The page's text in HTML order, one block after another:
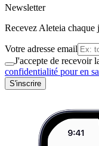
Newsletter
Recevez Aleteia
Votre adresse email
J'accepte de recevoir
confidentialité pour en
S'inscrire